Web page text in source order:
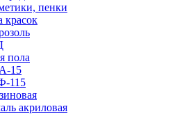
пенки
красок
пола
15
115
акриловая